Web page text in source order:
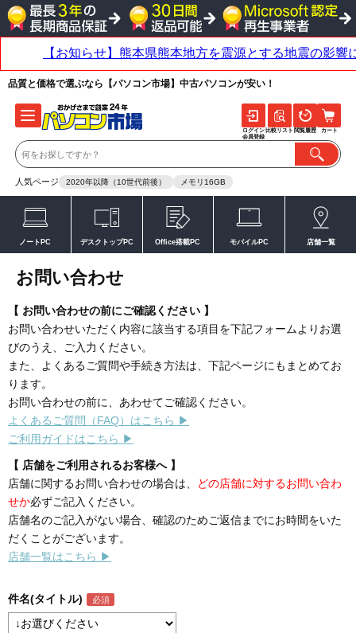
品質と価格で選ぶなら【パソコン市場】中古パソコンが安い！
人気ページ 2020年以降（10世代前後） メモリ16GB
ログイン
会員登録
比較リスト 閲覧履歴 カート
ノートPC デスクトップPC Office搭載PC モバイルPC 店舗一覧
お問い合わせ
【 お問い合わせの前にご確認ください 】
お問い合わせいただく内容に該当する項目を下記フォームよりお選
びのうえ、ご入力ください。
また、よくあるご質問や手続き方法は、下記ページにもまとめてお
ります。
お問い合わせの前に、あわせてご確認ください。
よくあるご質問（FAQ）はこちら ▶
ご利用ガイドはこちら ▶
【 店舗をご利用されるお客様へ 】
店舗に関するお問い合わせの場合は、
どの店舗に対するお問い合わ
せか必ずご記入ください。
店舗名のご記入がない場合、確認のためご返信までにお時間をいた
だくことがございます。
店舗一覧はこちら ▶
件名(タイトル)